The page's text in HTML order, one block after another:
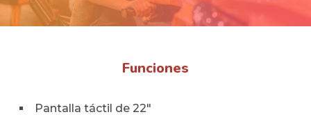
Funciones
Pantalla táctil de 22″